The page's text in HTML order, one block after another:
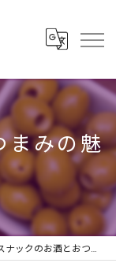
まみの魅
ナックのお酒とおつまみの魅力